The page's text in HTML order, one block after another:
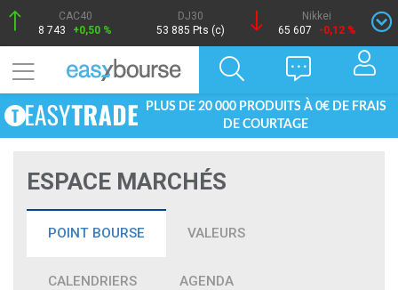
CAC40
8 743
+0,50 %
DJ30
53 885 Pts (c)
Nikkei
65 607
-0,12 %
PLUS DE 20 000 PRODUITS À 0€ DE FRAIS
DE COURTAGE
ESPACE MARCHÉS
POINT BOURSE VALEURS
CALENDRIERS AGENDA